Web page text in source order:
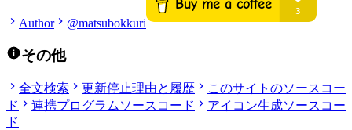
Author @matsubokkuri
その他
全文検索 更新停止理由と履歴
このサイトのソースコー
ド
連携プログラムソースコード
アイコン生成ソースコー
ド